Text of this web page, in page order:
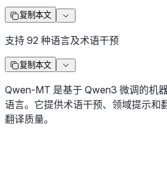
复制本文
支持 92 种语言及术语干预
复制本文
Qwen-MT 是基于 Qwen3 微调的机
语言。它提供术语干预、领域提示和
翻译质量。